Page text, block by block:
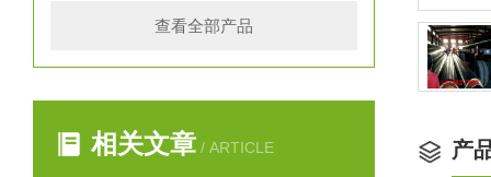
查看全部产品
相关文章 / ARTICLE 产